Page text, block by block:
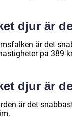
djur är
är det
på 389
djur är
är det